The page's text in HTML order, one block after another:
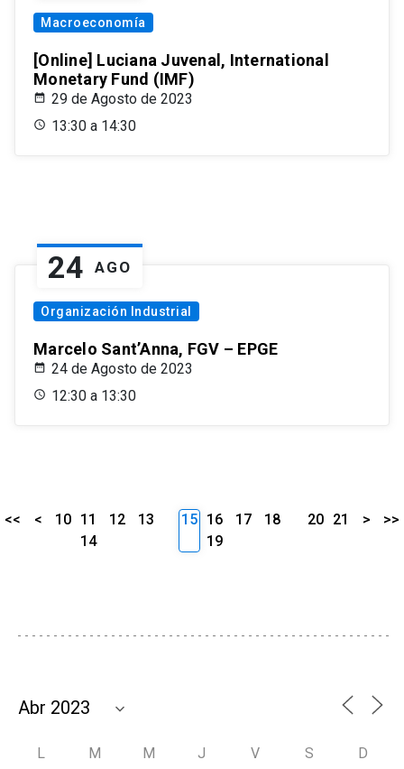
Macroeconomía
[Online] Luciana Juvenal, International
Monetary Fund (IMF)
29 de Agosto de 2023
13:30 a 14:30
24 AGO
Organización Industrial
Marcelo Sant’Anna, FGV – EPGE
24 de Agosto de 2023
12:30 a 13:30
<< < 10 11 12
13
14
15 16 17
18
19
20 21 > >>
L M M J V S D